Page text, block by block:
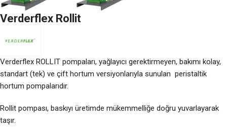
Verderflex Rollit
Verderflex ROLLIT pompaları, yağlayıcı gerektirmeyen, bakımı kolay,
standart (tek) ve çift hortum versiyonlarıyla sunulan peristaltik
hortum pompalarıdır.
Rollit pompası, baskıyı üretimde mükemmelliğe doğru yuvarlayarak
taşır.